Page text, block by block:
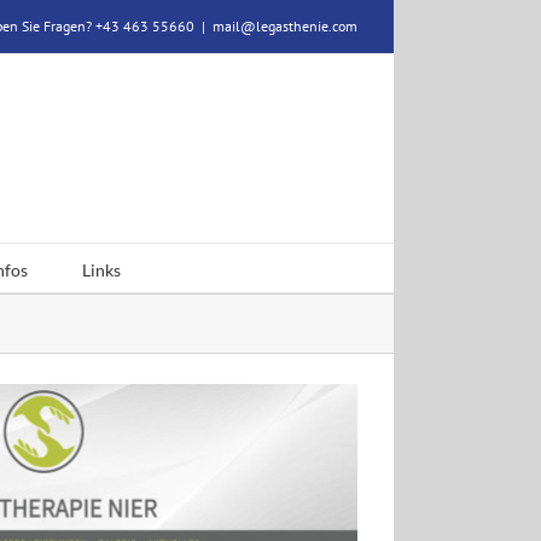
Sie Fragen? +43 463 55660 | mail@legasthenie.com
Links